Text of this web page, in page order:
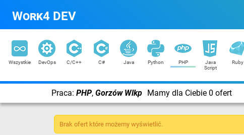
Work4 DEV
Wszystkie DevOps C/C++ C# Java Python PHP
Java
Script
Ruby
Praca: PHP, Gorzów Wlkp Mamy dla Ciebie 0 ofert
Brak ofert które możemy wyświetlić.